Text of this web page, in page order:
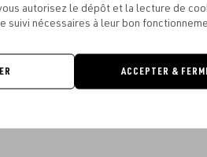
autorisez le dépôt et la lecture de
suivi nécessaires à leur bon
ACCEPTER &